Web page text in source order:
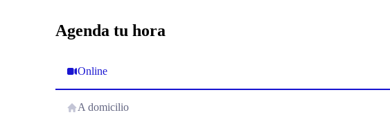
Agenda tu hora
Online
A domicilio